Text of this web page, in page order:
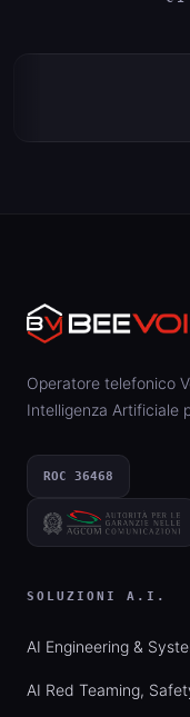
Operatore telefonico
Intelligenza Artificiale
ROC 36468
SOLUZIONI A.I.
AI Engineering &
AI Red Teaming,